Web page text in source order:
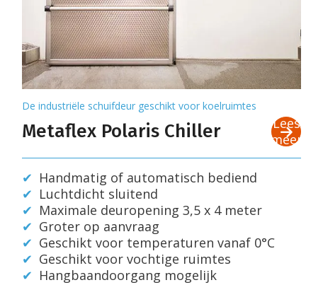
Metaflex Polaris Chiller
De industriële schuifdeur geschikt voor koelruimtes
Handmatig of automatisch bediend
Luchtdicht sluitend
Maximale deuropening 3,5 x 4 meter
Groter op aanvraag
Geschikt voor temperaturen vanaf 0°C
Geschikt voor vochtige ruimtes
Hangbaandoorgang mogelijk
Lees
meer